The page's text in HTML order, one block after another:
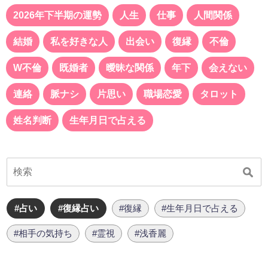
2026年下半期の運勢 人生 仕事 人間関係
結婚 私を好きな人 出会い 復縁 不倫
W不倫 既婚者 曖昧な関係 年下 会えない
連絡 脈ナシ 片思い 職場恋愛 タロット
姓名判断 生年月日で占える
#占い #復縁占い #復縁 #生年月日で占える
#相手の気持ち #霊視 #浅香麗